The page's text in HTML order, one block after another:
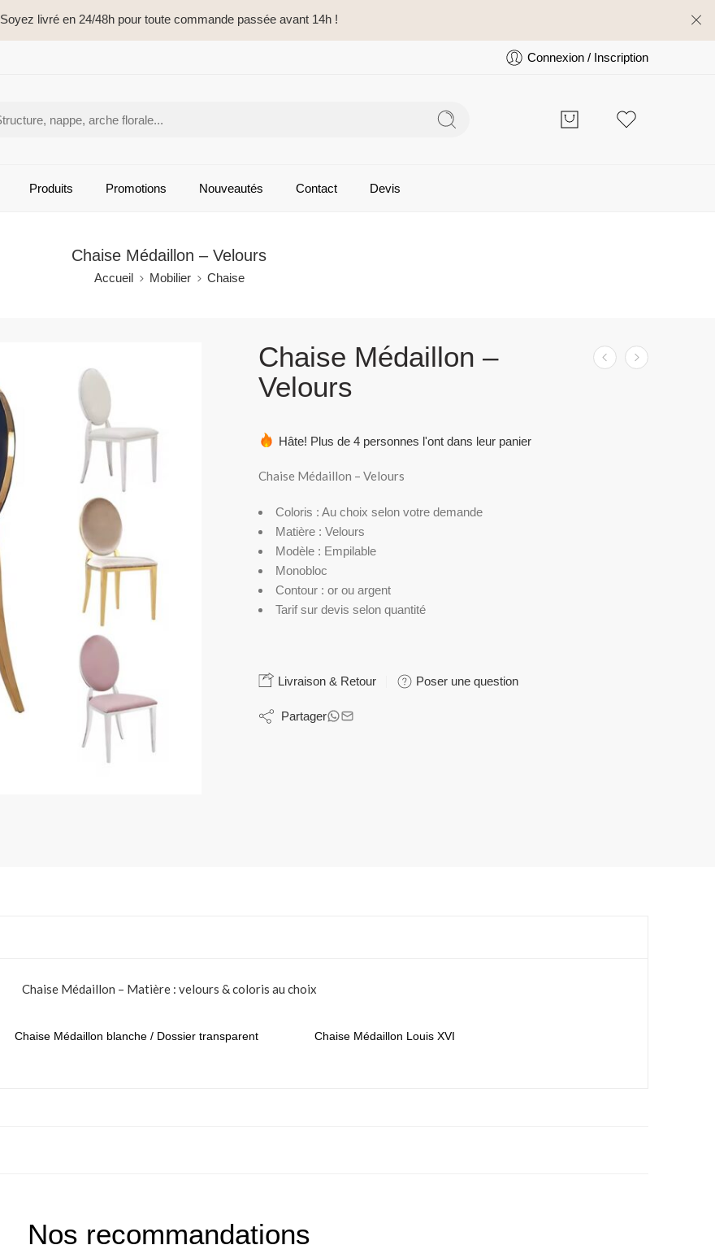
Soyez livré en 24/48h pour toute commande passée avant 14h !
Connexion / Inscription
Produits Promotions Nouveautés Contact Devis
Chaise Médaillon – Velours
Accueil Mobilier Chaise
Chaise Médaillon –
Velours
Hâte! Plus de 4 personnes l'ont dans leur panier
Chaise Médaillon – Velours
Coloris : Au choix selon votre demande
Matière : Velours
Modèle : Empilable
Monobloc
Contour : or ou argent
Tarif sur devis selon quantité
Livraison & Retour Poser une question
Partager
Chaise Médaillon – Matière : velours & coloris au choix
Chaise Médaillon blanche / Dossier transparent Chaise Médaillon Louis XVI
Nos recommandations